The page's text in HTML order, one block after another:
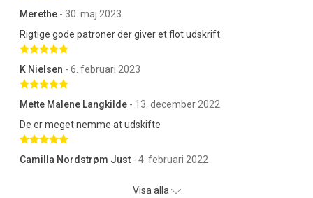
Merethe - 30. maj 2023
Rigtige gode patroner der giver et flot udskrift.
Betygsatt 5 av 5 stjärnor
K Nielsen - 6. februari 2023
Betygsatt 5 av 5 stjärnor
Mette Malene Langkilde - 13. december 2022
De er meget nemme at udskifte
Betygsatt 5 av 5 stjärnor
Camilla Nordstrøm Just - 4. februari 2022
Visa alla